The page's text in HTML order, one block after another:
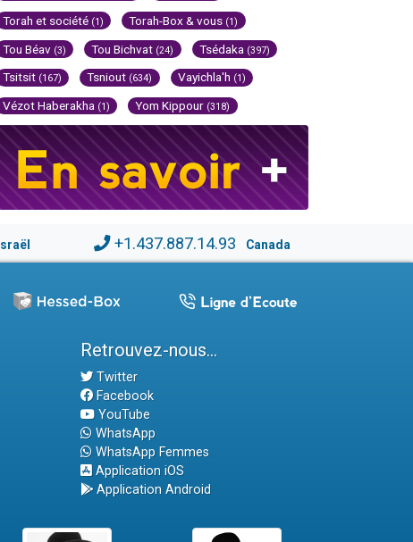
Torah et société (1) Torah-Box & vous (1)
Tou Béav (3) Tou Bichvat (24) Tsédaka (397)
Tsitsit (167) Tsniout (634) Vayichla'h (1)
Vézot Haberakha (1) Yom Kippour (318)
Israël +1.437.887.14.93 Canada
Retrouvez-nous...
Twitter
Facebook
YouTube
WhatsApp
WhatsApp Femmes
Application iOS
Application Android